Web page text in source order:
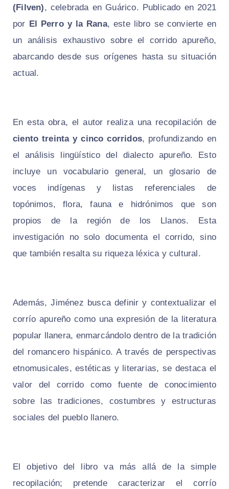
(Filven), celebrada en Guárico. Publicado en 2021
por El Perro y la Rana, este libro se convierte en
un análisis exhaustivo sobre el corrido apureño,
abarcando desde sus orígenes hasta su situación
actual.
En esta obra, el autor realiza una recopilación de
ciento treinta y cinco corridos, profundizando en
el análisis lingüístico del dialecto apureño. Esto
incluye un vocabulario general, un glosario de
voces indígenas y listas referenciales de
topónimos, flora, fauna e hidrónimos que son
propios de la región de los Llanos. Esta
investigación no solo documenta el corrido, sino
que también resalta su riqueza léxica y cultural.
Además, Jiménez busca definir y contextualizar el
corrío apureño como una expresión de la literatura
popular llanera, enmarcándolo dentro de la tradición
del romancero hispánico. A través de perspectivas
etnomusicales, estéticas y literarias, se destaca el
valor del corrido como fuente de conocimiento
sobre las tradiciones, costumbres y estructuras
sociales del pueblo llanero.
El objetivo del libro va más allá de la simple
recopilación; pretende caracterizar el corrío